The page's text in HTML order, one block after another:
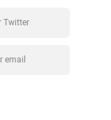
Twitter
email